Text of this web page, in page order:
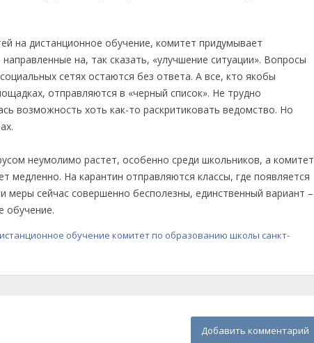
на дистанционное обучение, комитет придумывает
на, так сказать, «улучшение ситуации». Вопросы
сетях остаются без ответа. А все, кто якобы
отправляются в «черный список». Не трудно
возможность хоть как-то раскритиковать ведомство. Но
неумолимо растет, особенно среди школьников, а комитет
медленно. На карантин отправляются классы, где появляется
меры сейчас совершенно бесполезны, единственный вариант –
обучение.
обучение комитет по образованию школы санкт-
Добавить комментарий